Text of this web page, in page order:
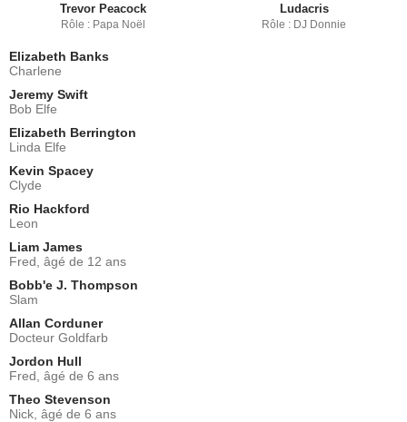
Trevor Peacock
Rôle : Papa Noël
Ludacris
Rôle : DJ Donnie
Elizabeth Banks
Charlene
Jeremy Swift
Bob Elfe
Elizabeth Berrington
Linda Elfe
Kevin Spacey
Clyde
Rio Hackford
Leon
Liam James
Fred, âgé de 12 ans
Bobb'e J. Thompson
Slam
Allan Corduner
Docteur Goldfarb
Jordon Hull
Fred, âgé de 6 ans
Theo Stevenson
Nick, âgé de 6 ans